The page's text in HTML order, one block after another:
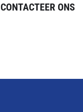
CONTACTEER ONS